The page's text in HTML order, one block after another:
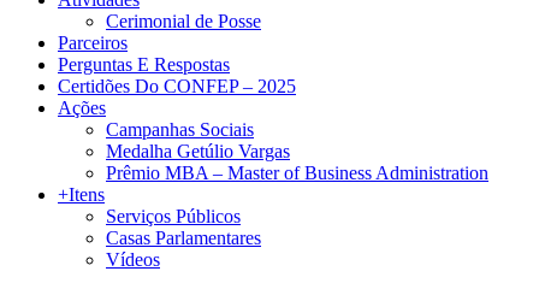
Cerimonial de Posse
Parceiros
Perguntas E Respostas
Certidões Do CONFEP – 2025
Ações
Campanhas Sociais
Medalha Getúlio Vargas
Prêmio MBA – Master of Business Administration
+Itens
Serviços Públicos
Casas Parlamentares
Vídeos